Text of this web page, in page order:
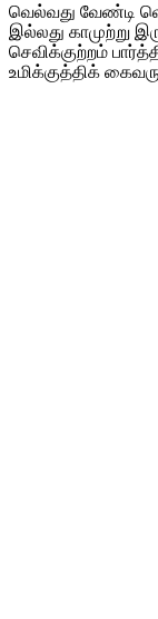
வெல்வது வேண்டி
இல்லது காமுற்று
செவிக்குற்றம்
உமிக்குத்திக்